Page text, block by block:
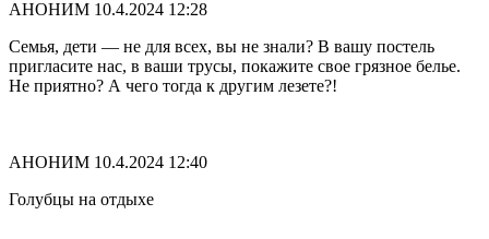
АНОНИМ 10.4.2024 12:28
Семья, дети — не для всех, вы не знали? В вашу постель
пригласите нас, в ваши трусы, покажите свое грязное белье.
Не приятно? А чего тогда к другим лезете?!
АНОНИМ 10.4.2024 12:40
Голубцы на отдыхе